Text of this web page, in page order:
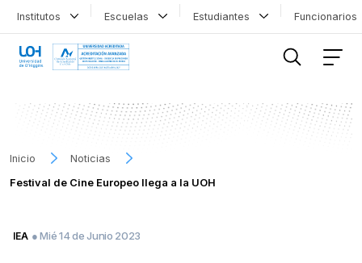
Institutos Escuelas Estudiantes
Inicio
Noticias
Festival de Cine Europeo llega a la UOH
IEA ● Mié 14 de Junio 2023